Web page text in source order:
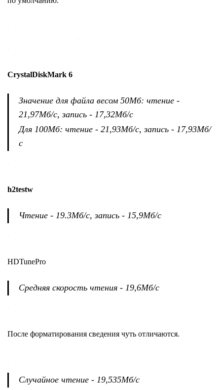
CrystalDiskMark 6
Значение для файла весом 50Мб: чтение -
21,97Мб/с, запись - 17,32Мб/с
Для 100Мб: чтение - 21,93Мб/с, запись - 17,93Мб/
с
h2testw
Чтение - 19.3Мб/с, запись - 15,9Мб/с
HDTunePro
Средняя скорость чтения - 19,6Мб/с
После форматирования сведения чуть отличаются.
Случайное чтение - 19,535Мб/с